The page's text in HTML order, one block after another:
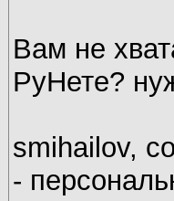
Вам не
РуНете?
smihailov,
-